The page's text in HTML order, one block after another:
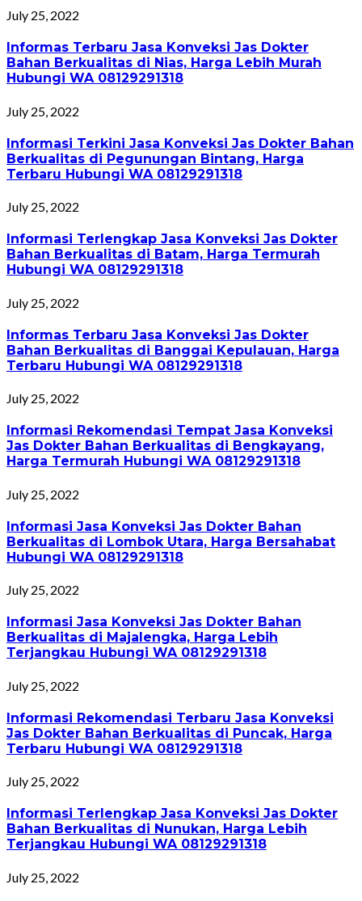
July 25, 2022
Informas Terbaru Jasa Konveksi Jas Dokter
Bahan Berkualitas di Nias, Harga Lebih Murah
Hubungi WA 08129291318
July 25, 2022
Informasi Terkini Jasa Konveksi Jas Dokter Bahan
Berkualitas di Pegunungan Bintang, Harga
Terbaru Hubungi WA 08129291318
July 25, 2022
Informasi Terlengkap Jasa Konveksi Jas Dokter
Bahan Berkualitas di Batam, Harga Termurah
Hubungi WA 08129291318
July 25, 2022
Informas Terbaru Jasa Konveksi Jas Dokter
Bahan Berkualitas di Banggai Kepulauan, Harga
Terbaru Hubungi WA 08129291318
July 25, 2022
Informasi Rekomendasi Tempat Jasa Konveksi
Jas Dokter Bahan Berkualitas di Bengkayang,
Harga Termurah Hubungi WA 08129291318
July 25, 2022
Informasi Jasa Konveksi Jas Dokter Bahan
Berkualitas di Lombok Utara, Harga Bersahabat
Hubungi WA 08129291318
July 25, 2022
Informasi Jasa Konveksi Jas Dokter Bahan
Berkualitas di Majalengka, Harga Lebih
Terjangkau Hubungi WA 08129291318
July 25, 2022
Informasi Rekomendasi Terbaru Jasa Konveksi
Jas Dokter Bahan Berkualitas di Puncak, Harga
Terbaru Hubungi WA 08129291318
July 25, 2022
Informasi Terlengkap Jasa Konveksi Jas Dokter
Bahan Berkualitas di Nunukan, Harga Lebih
Terjangkau Hubungi WA 08129291318
July 25, 2022